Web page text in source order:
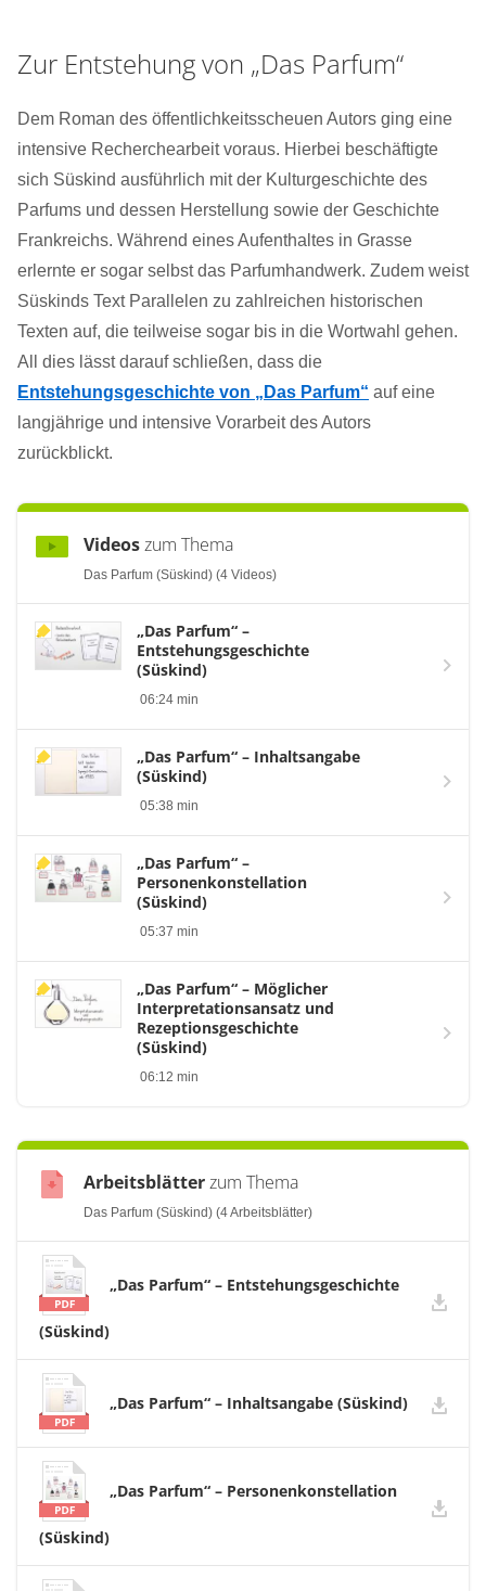
Zur Entstehung von „Das Parfum“
Dem Roman des öffentlichkeitsscheuen Autors ging eine
intensive Recherchearbeit voraus. Hierbei beschäftigte
sich Süskind ausführlich mit der Kulturgeschichte des
Parfums und dessen Herstellung sowie der Geschichte
Frankreichs. Während eines Aufenthaltes in Grasse
erlernte er sogar selbst das Parfumhandwerk. Zudem weist
Süskinds Text Parallelen zu zahlreichen historischen
Texten auf, die teilweise sogar bis in die Wortwahl gehen.
All dies lässt darauf schließen, dass die
Entstehungsgeschichte von „Das Parfum“ auf eine
langjährige und intensive Vorarbeit des Autors
zurückblickt.
Videoszum Thema
Das Parfum (Süskind) (4 Videos)
„Das Parfum“ –
Entstehungsgeschichte
(Süskind)
06:24 min
„Das Parfum“ – Inhaltsangabe
(Süskind)
05:38 min
„Das Parfum“ –
Personenkonstellation
(Süskind)
05:37 min
„Das Parfum“ – Möglicher
Interpretationsansatz und
Rezeptionsgeschichte
(Süskind)
06:12 min
Arbeitsblätterzum Thema
Das Parfum (Süskind) (4 Arbeitsblätter)
„Das Parfum“ – Entstehungsgeschichte
(Süskind)
„Das Parfum“ – Inhaltsangabe (Süskind)
„Das Parfum“ – Personenkonstellation
(Süskind)